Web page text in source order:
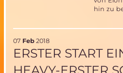
hin zu
07 Feb 2018
ERSTER START
HEAVY-ERSTER